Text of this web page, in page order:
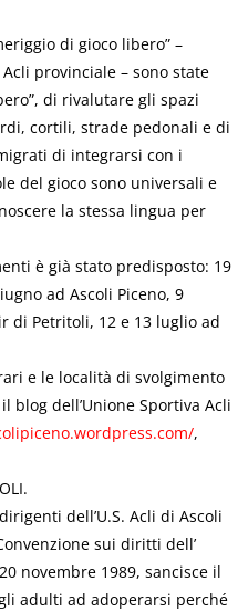
di gioco libero” –
provinciale – sono state
di rivalutare gli spazi
cortili, strade pedonali e di
di integrarsi con i
del gioco sono universali e
la stessa lingua per
è già stato predisposto: 19
ad Ascoli Piceno, 9
di Petritoli, 12 e 13 luglio ad
e le località di svolgimento
blog dell’Unione Sportiva Acli
,
dell’U.S. Acli di Ascoli
sui diritti dell’
novembre 1989, sancisce il
adulti ad adoperarsi perché